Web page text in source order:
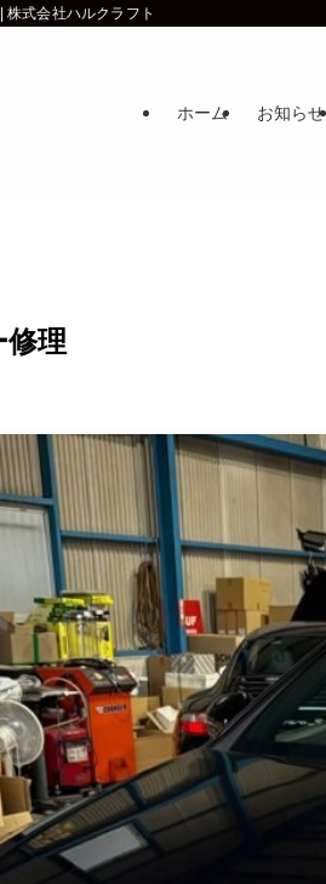
式会社ハルクラフト
ホーム お知らせ
修理